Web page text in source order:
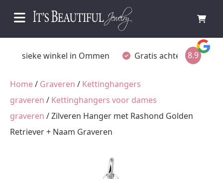
Fysieke winkel in Ommen Gratis achteraf betalen
8.9
Home/ Graveren / Kettinghangers
graveren / Kettinghangers voor dames
graveren / Zilveren Hanger met Rashond Golden
Retriever + Naam Graveren